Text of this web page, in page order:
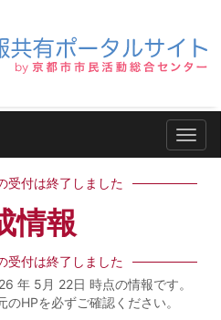
ナビ
受付は終了しました
情報
受付は終了しました
年 5月 22日 時点の情報です。
のHPを必ずご確認ください。